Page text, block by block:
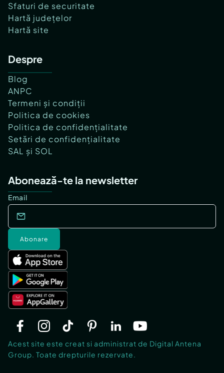
Sfaturi de securitate
Hartă județelor
Hartă site
Despre
Blog
ANPC
Termeni și condiții
Politica de cookies
Politica de confidențialitate
Setări de confidențialitate
SAL și SOL
Abonează-te la newsletter
Email
Abonare
Acest site este creat si administrat de Digital Antena
Group. Toate drepturile rezervate.